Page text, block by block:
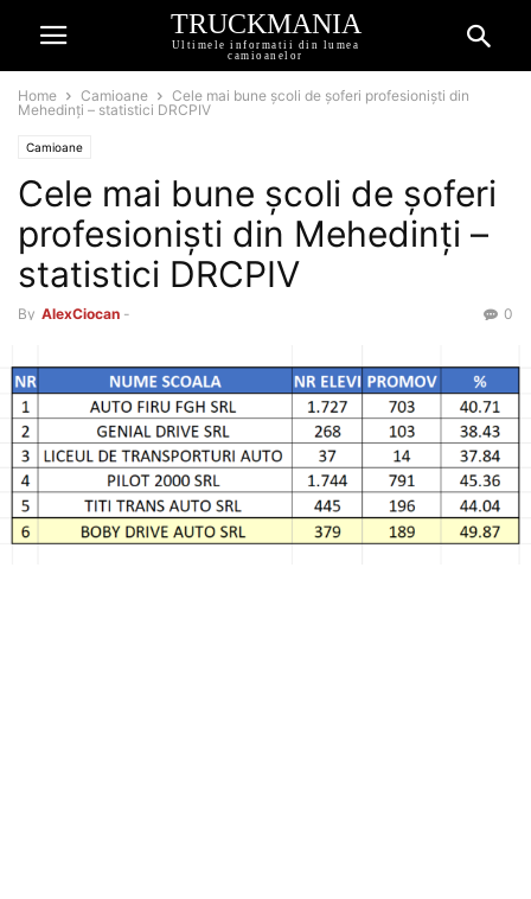
TRUCKMANIA
Ultimele informatii din lumea
camioanelor
Home Camioane
Cele mai bune școli de șoferi profesioniști din
Mehedinți – statistici DRCPIV
Camioane
Cele mai bune școli de șoferi
profesioniști din Mehedinți –
statistici DRCPIV
By AlexCiocan - 0